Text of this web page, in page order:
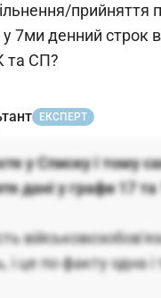
прийняття
7ми денний строк
та СП?
ЕКСПЕРТ
у Списку і тому
дані у графи 17 та
і це по факту одна